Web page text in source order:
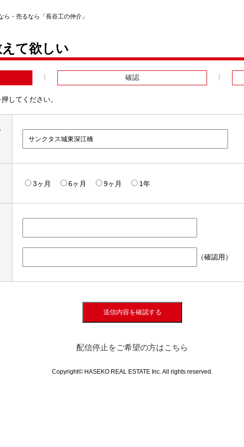
・売るなら「長谷工の仲介」
て欲しい
確認
してください。
3ヶ月 6ヶ月 9ヶ月 1年
（確認用）
送信内容を確認する
配信停止をご希望の方はこちら
Copyright© HASEKO REAL ESTATE Inc. All rights reserved.